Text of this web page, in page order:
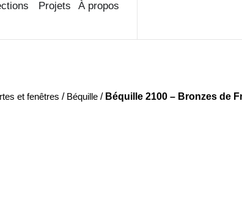
Projets À propos
et fenêtres / Béquille / Béquille 2100 – Bronzes de